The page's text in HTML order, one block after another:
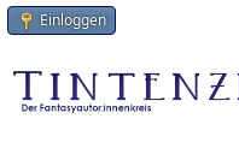
Einloggen